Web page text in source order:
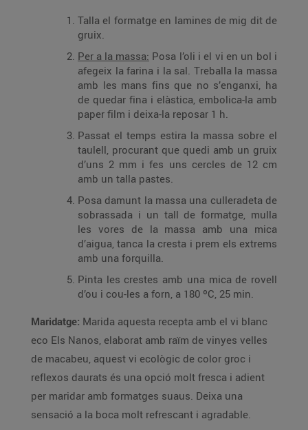
Talla el formatge en lamines de mig dit de
gruix.
Per a la massa: Posa l’oli i el vi en un bol i
afegeix la farina i la sal. Treballa la massa
amb les mans fins que no s’enganxi, ha
de quedar fina i elàstica, embolica-la amb
paper film i deixa-la reposar 1 h.
Passat el temps estira la massa sobre el
taulell, procurant que quedi amb un gruix
d’uns 2 mm i fes uns cercles de 12 cm
amb un talla pastes.
Posa damunt la massa una culleradeta de
sobrassada i un tall de formatge, mulla
les vores de la massa amb una mica
d’aigua, tanca la cresta i prem els extrems
amb una forquilla.
Pinta les crestes amb una mica de rovell
d’ou i cou-les a forn, a 180 ºC, 25 min.
Maridatge: Marida aquesta recepta amb el vi blanc
eco Els Nanos, elaborat amb raïm de vinyes velles
de macabeu, aquest vi ecològic de color groc i
reflexos daurats és una opció molt fresca i adient
per maridar amb formatges suaus. Deixa una
sensació a la boca molt refrescant i agradable.